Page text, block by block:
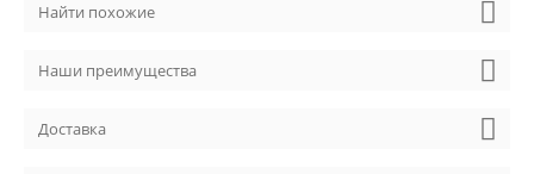
Найти похожие
Наши преимущества
Доставка